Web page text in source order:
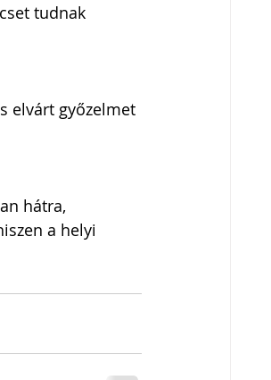
tudnak
elvárt győzelmet
hátra,
a helyi